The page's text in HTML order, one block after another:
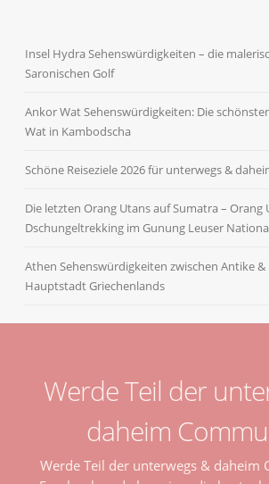
Insel Hydra Sehenswürdigkeiten – die
Saronischen Golf
Ankor Wat Sehenswürdigkeiten: Die
Wat in Kambodscha
Schöne Reiseziele 2026 für unterwegs &
Die letzten Orang Utans auf Sumatra – Orang
Dschungeltrekking im Gunung Leuser
Athen Sehenswürdigkeiten zwischen Antike
Hauptstadt Griechenlands
Werde Teil der
daheim
Werde Teil der unterwegs & daheim